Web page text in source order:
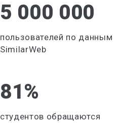
5 000 000
пользователей по данным
SimilarWeb
81%
студентов обращаются